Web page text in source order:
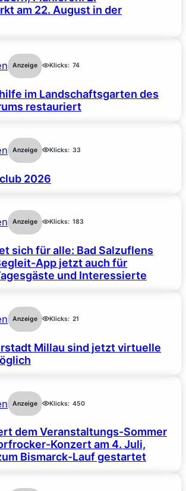
am 22. August in der
Anzeige Klicks: 74
im Landschaftsgarten des
restauriert
Anzeige Klicks: 33
2026
Anzeige Klicks: 183
sich für alle: Bad Salzuflens
App jetzt auch für
und Interessierte
Anzeige Klicks: 21
Millau sind jetzt virtuelle
Anzeige Klicks: 450
dem Veranstaltungs-Sommer
Konzert am 4. Juli,
Bismarck-Lauf gestartet